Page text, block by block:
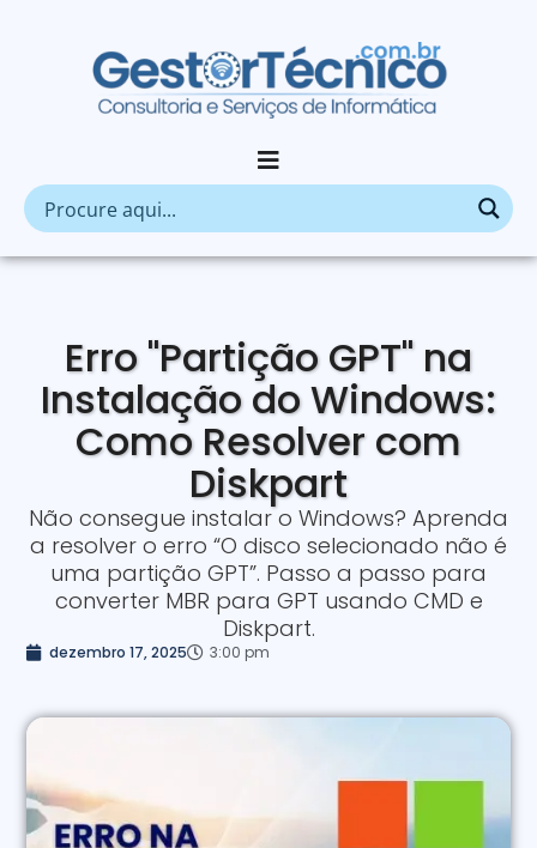
Erro "Partição GPT" na
Instalação do Windows:
Como Resolver com
Diskpart
Não consegue instalar o Windows? Aprenda
a resolver o erro “O disco selecionado não é
uma partição GPT”. Passo a passo para
converter MBR para GPT usando CMD e
Diskpart.
dezembro 17, 2025 3:00 pm